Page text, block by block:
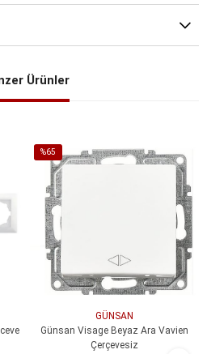
Ürünler
%65
İndirim
%65İndirim
GÜNSAN
Günsan Visage Beyaz Ara Vavien
Çerçevesiz